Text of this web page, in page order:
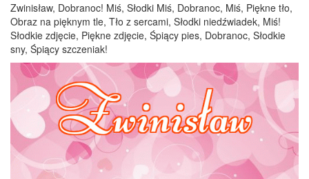
Zwinisław, Dobranoc! Miś, Słodki Miś, Dobranoc, Miś, Piękne tło,
Obraz na pięknym tle, Tło z sercami, Słodki niedźwiadek, Miś!
Słodkie zdjęcie, Piękne zdjęcie, Śpiący pies, Dobranoc, Słodkie
sny, Śpiący szczeniak!